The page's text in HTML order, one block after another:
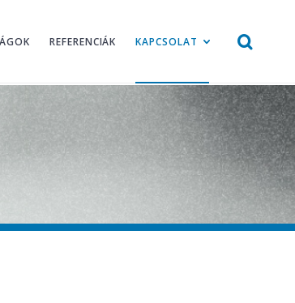
REFERENCIÁK KAPCSOLAT